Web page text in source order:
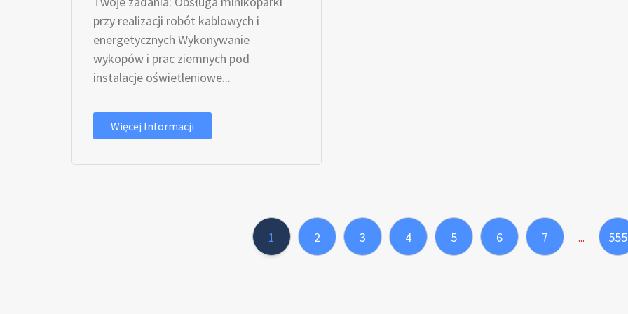
przy realizacji robót kablowych i
energetycznych Wykonywanie
wykopów i prac ziemnych pod
instalacje oświetleniowe...
Więcej Informacji
1 2 3 4 5 6 7 ... 555